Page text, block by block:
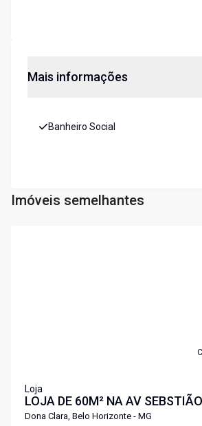
Mais informações
Banheiro Social
Imóveis semelhantes
Loja
LOJA DE 60M² NA AV
BRITO BAIRRO DONA CLARA
Dona Clara, Belo Horizonte - MG